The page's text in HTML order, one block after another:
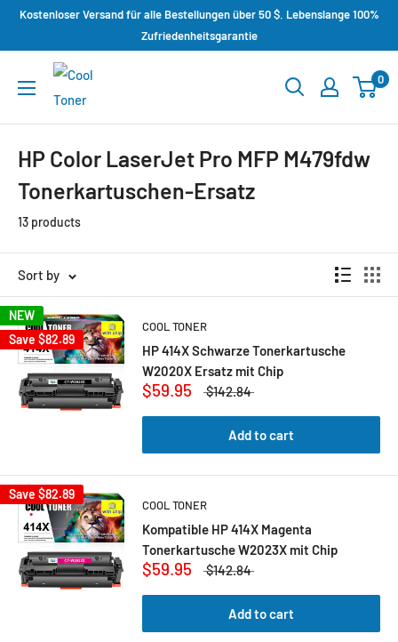
Kostenloser Versand für alle Bestellungen über 50 $. Lebenslange 100%
Zufriedenheitsgarantie
0
HP Color LaserJet Pro MFP M479fdw
Tonerkartuschen-Ersatz
13 products
Sort by
NEW
Save $82.89
COOL TONER
HP 414X Schwarze Tonerkartusche
W2020X Ersatz mit Chip
$59.95 $142.84
Add to cart
Save $82.89
COOL TONER
Kompatible HP 414X Magenta
Tonerkartusche W2023X mit Chip
$59.95 $142.84
Add to cart